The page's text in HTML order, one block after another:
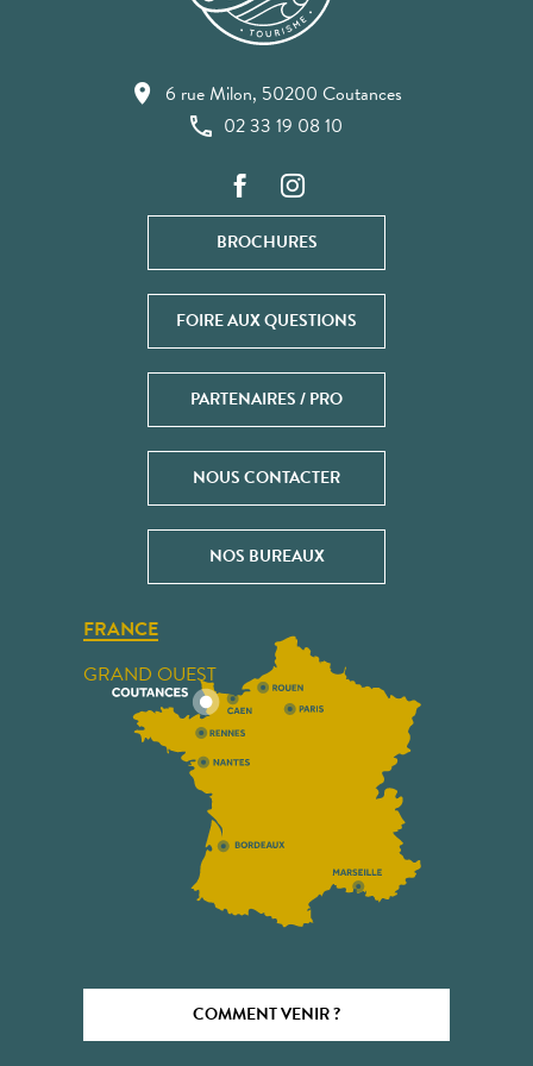
6 rue Milon, 50200 Coutances
02 33 19 08 10
BROCHURES
FOIRE AUX QUESTIONS
PARTENAIRES / PRO
NOUS CONTACTER
NOS BUREAUX
FRANCE
GRAND OUEST
COMMENT VENIR ?